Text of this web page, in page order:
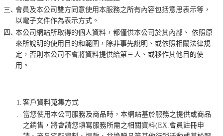
三､ 會員及本公司雙方同意使用本服務之所有內容包括意思表示等，
以電子文件作為表示方式。
四､ 本公司網站所取得的個人資料，都僅供本公司於其內部、 依照原
來所說明的使用目的和範圍，除非事先說明、或依照相關法律規
定，否則本公司不會將資料提供給第三人、或移作其他目的使
用。
1. 客戶資料蒐集方式
.
當您使用本公司服務及商品時，本網站基於服務之提供或商品
之銷售，將會請您填寫服務所需之相關資料(EX.會員註冊申